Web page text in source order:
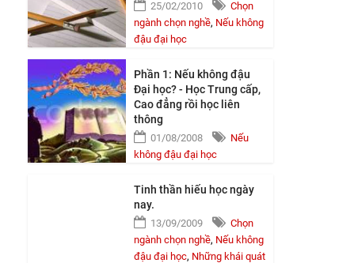
25/02/2010
Chọn
ngành chọn nghề, Nếu không
đậu đại học
Phần 1: Nếu không đậu
Đại học? - Học Trung cấp,
Cao đẳng rồi học liên
thông
01/08/2008
Nếu
không đậu đại học
Tinh thần hiếu học ngày
nay.
13/09/2009
Chọn
ngành chọn nghề, Nếu không
đậu đại học, Những khái quát